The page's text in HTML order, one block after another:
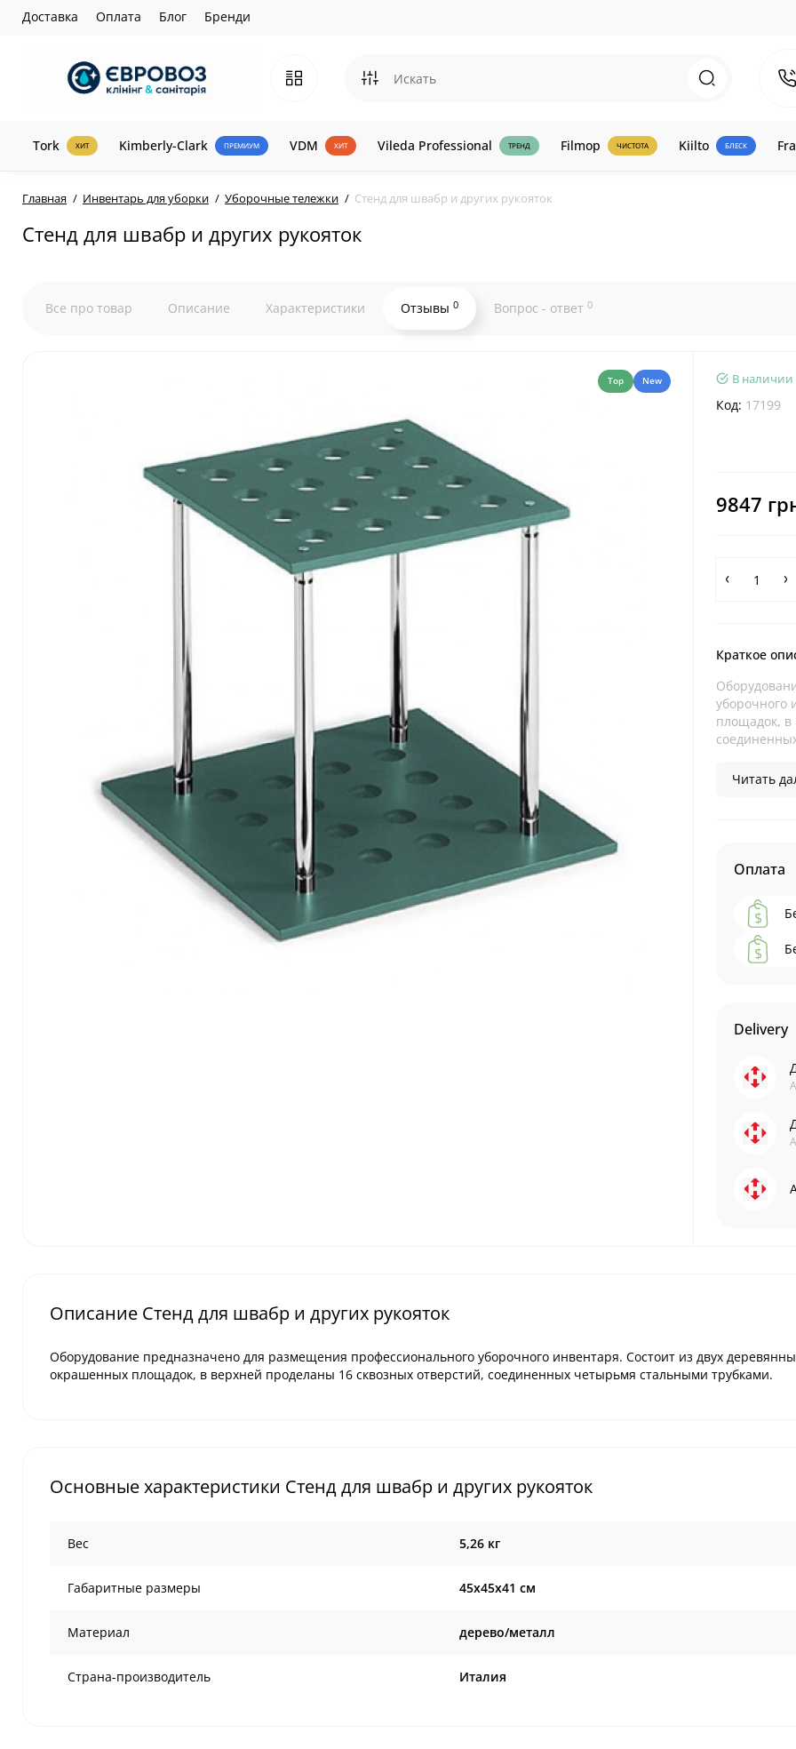
Доставка Оплата Блог Бренди
Tork ХИТ Kimberly-Clark ПРЕМИУМ VDM ХИТ Vileda Professional ТРЕНД Filmop ЧИСТОТА Kiilto БЛЕСК
Главная Инвентарь для уборки Уборочные тележки Стенд для швабр и других рукояток
Стенд для швабр и других рукояток
Все про товар Описание Характеристики Отзывы 0 Вопрос - ответ 0
Top New В наличии
Код: 17199
9847
Краткое
уборочного
площадок, в
Читать
Оплата
Delivery
Описание Стенд для швабр и других рукояток
Оборудование предназначено для размещения профессионального уборочного инвентаря. Состоит из двух
окрашенных площадок, в верхней проделаны 16 сквозных отверстий, соединенных четырьмя стальными трубками.
Основные характеристики Стенд для швабр и других рукояток
Вес 5,26 кг
Габаритные размеры 45х45х41 см
Материал дерево/металл
Страна-производитель Италия